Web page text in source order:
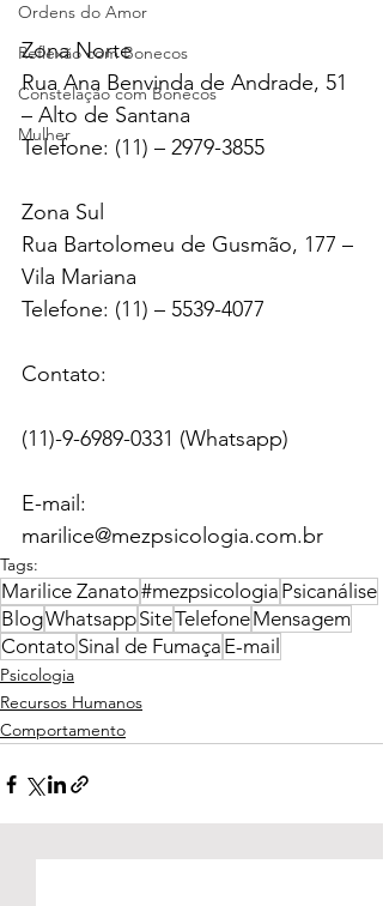
Ordens do Amor
Reflexão com Bonecos
Constelação com Bonecos
Mulher
Zona Norte
Rua Ana Benvinda de Andrade, 51
– Alto de Santana
Telefone: (11) – 2979-3855
Zona Sul
Rua Bartolomeu de Gusmão, 177 –
Vila Mariana
Telefone: (11) – 5539-4077
Contato:
(11)-9-6989-0331 (Whatsapp)
E-mail:
marilice@mezpsicologia.com.br
Tags:
Marilice Zanato#mezpsicologia Psicanálise
BlogWhatsappSiteTelefoneMensagem
ContatoSinal de Fumaça E-mail
Psicologia
Recursos Humanos
Comportamento